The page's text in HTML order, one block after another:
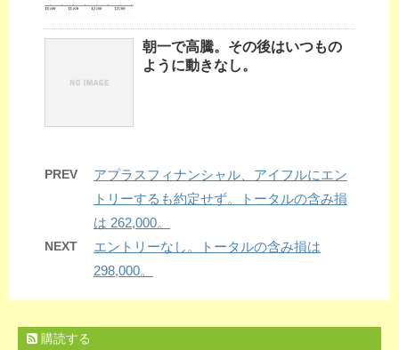
朝一で高騰。その後はいつもの
ように動きなし。
PREV
アプラスフィナンシャル、アイフルにエン
トリーするも約定せず。トータルの含み損
は 262,000。
NEXT
エントリーなし。トータルの含み損は
298,000。
購読する